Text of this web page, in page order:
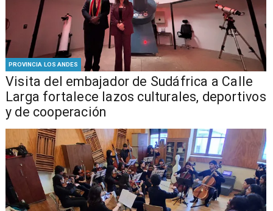
PROVINCIA LOS ANDES
​Visita del embajador de Sudáfrica a Calle
Larga fortalece lazos culturales, deportivos
y de cooperación